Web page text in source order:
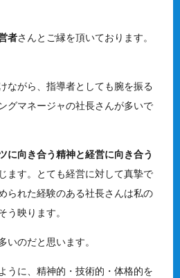
者さんとご縁を頂いております。
ながら、指導者としても腕を振る
グマネージャの社長さんが多いで
に向き合う精神と経営に向き合う
ます。とても経営に対して真摯で
られた経験のある社長さんは私の
映ります。
いのだと思います。
うに、精神的・技術的・体格的を